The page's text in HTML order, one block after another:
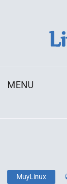
MENU
MuyLinux